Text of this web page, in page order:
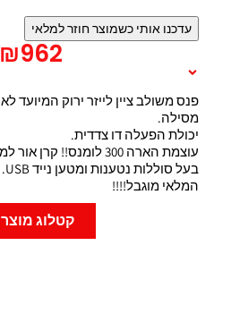
עדכנו אותי כשמוצר חוזר למלאי
₪962
מסילה.
יכולת הפעלה דו צדדית.
עוצמת הארה 300 לומנס!! קרן אור למרחק של כ-130 מטר.
בעל סוללות נטענות ומטען נייד USB.
המלאי מוגבל!!!!
קטלוג מוצר